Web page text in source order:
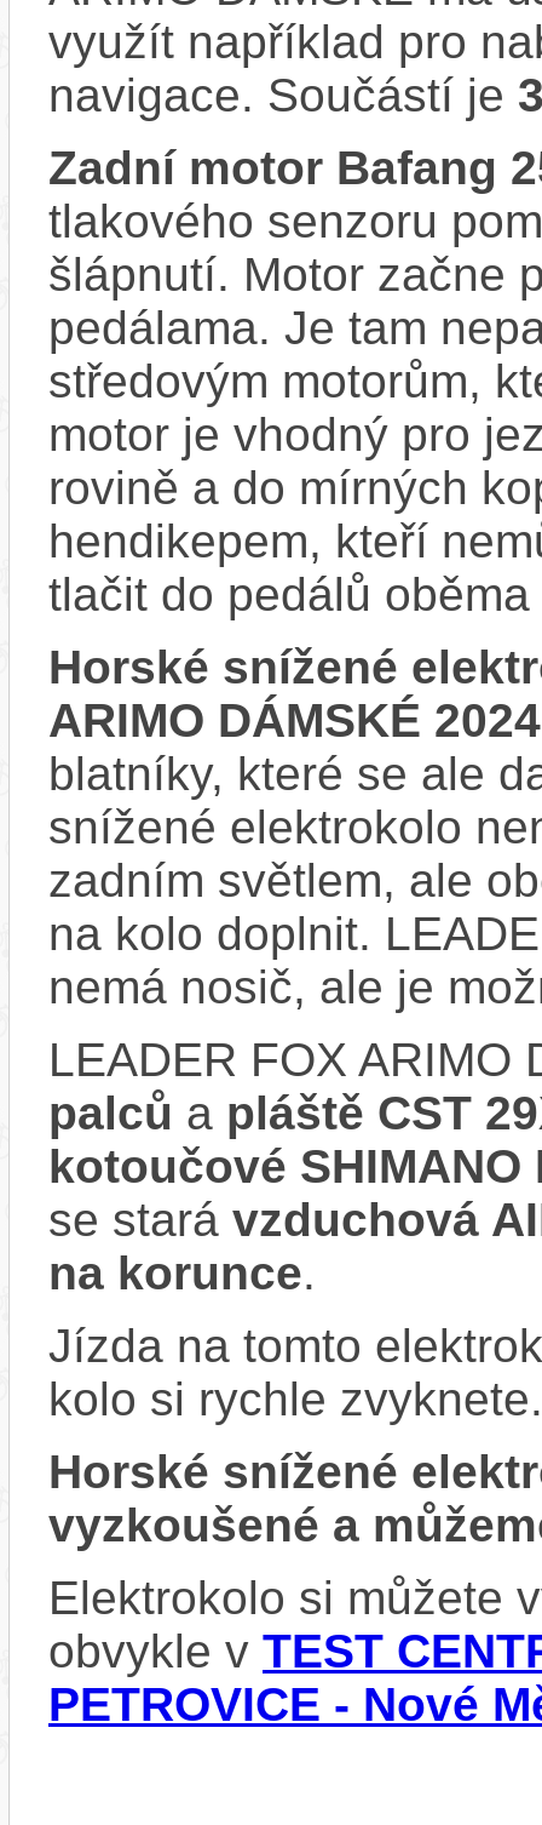
využít například pro
navigace. Součástí je
Zadní motor Bafang
tlakového senzoru
šlápnutí. Motor začne
pedálama. Je tam
středovým motorům,
motor je vhodný pro
rovině a do mírných
hendikepem, kteří
tlačit do pedálů
Horské snížené
ARIMO DÁMSKÉ 2024
blatníky, které se ale
snížené elektrokolo
zadním světlem, ale
na kolo doplnit.
nemá nosič, ale je
LEADER FOX
palců a pláště CST
kotoučové SHIMANO
se stará vzduchová
na korunce.
Jízda na tomto
kolo si rychle zvyknete.
Horské snížené
vyzkoušené a
Elektrokolo si můžete
obvykle v TEST
PETROVICE - Nové